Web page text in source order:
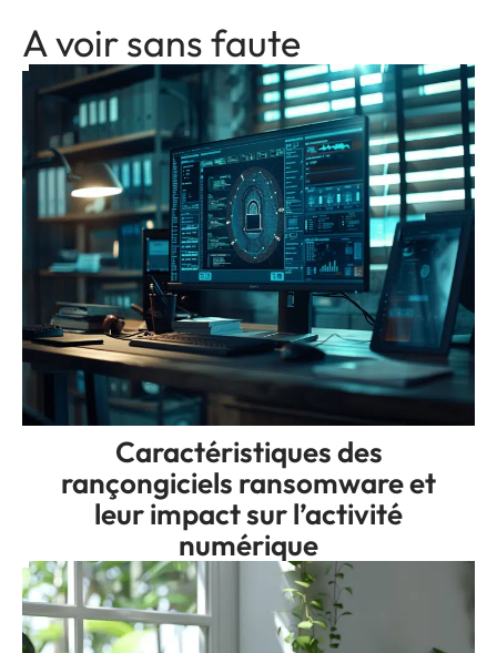
A voir sans faute
Caractéristiques des
rançongiciels ransomware et
leur impact sur l’activité
numérique